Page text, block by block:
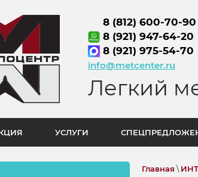
8 (812) 600-70-90
8 (921) 947-64-20
8 (921) 975-54-70
info@metcenter.ru
Легкий
УСЛУГИ
Главная\